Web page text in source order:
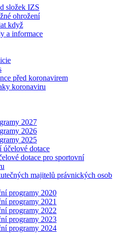
složek IZS
ohrožení
když
a informace
před koronavirem
koronaviru
2027
2026
2025
účelové dotace
dotace pro sportovní
majitelů právnických osob
programy 2020
programy 2021
programy 2022
programy 2023
programy 2024